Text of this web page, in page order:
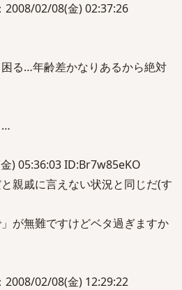
2008/02/08(金) 02:37:26
る…年齢差かなりあるから絶対
…
) 05:36:03 ID:Br7w85eKO
親戚に言えない状況と同じだ(す
が無難ですけどベタ過ぎますか
2008/02/08(金) 12:29:22